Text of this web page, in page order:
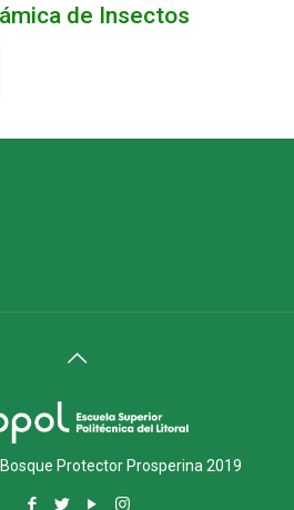
de Insectos
Protector Prosperina 2019